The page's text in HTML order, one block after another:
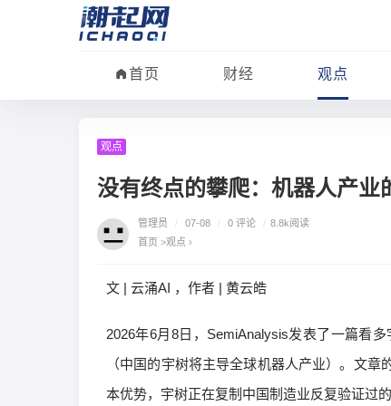
首页 财经 观点
观点
没有终点的攀爬：机器人产
管理员 / 07-08 / 0 评论 / 8.8k阅读
首页 >观点 ›
文 | 云涌AI ，作者 | 黄云皓
2026年6月8日，SemiAnalysis发表了一篇看
（中国的宇树将主导全球机器人产业）。文
本优势，宇树正在复制中国制造业反复验证过的